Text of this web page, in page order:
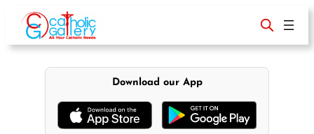
content
Download our App